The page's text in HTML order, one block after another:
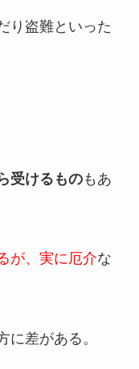
り盗難といった
受けるものもあ
が、実に厄介な
に差がある。